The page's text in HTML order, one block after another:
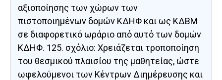
αξιοποίησης των χώρων των
πιστοποιημένων δομών ΚΔΗΦ και ως ΚΔΒΜ
σε διαφορετικό ωράριο από αυτό των δομών
ΚΔΗΦ. 125. σχόλιο: Χρειάζεται τροποποίηση
του θεσμικού πλαισίου της μαθητείας, ώστε
ωφελούμενοι των Κέντρων Διημέρευσης και